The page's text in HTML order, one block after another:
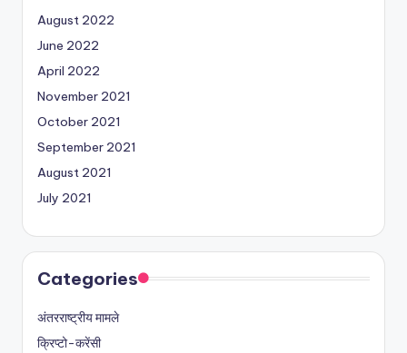
August 2022
June 2022
April 2022
November 2021
October 2021
September 2021
August 2021
July 2021
Categories
अंतरराष्ट्रीय मामले
क्रिप्टो-करेंसी